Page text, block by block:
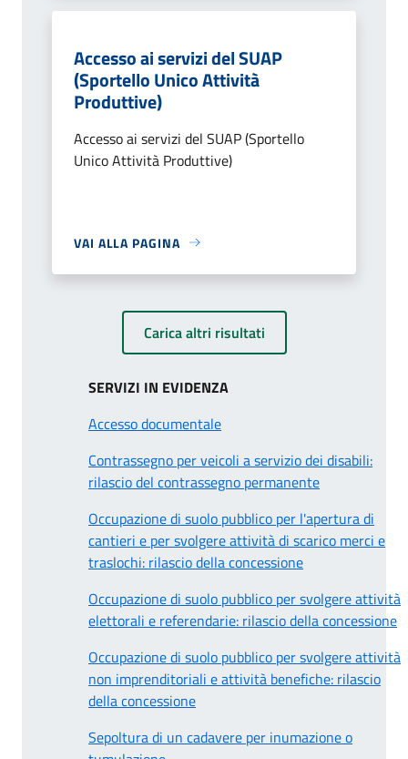
Accesso ai servizi del SUAP
(Sportello Unico Attività
Produttive)
Accesso ai servizi del SUAP (Sportello
Unico Attività Produttive)
VAI ALLA PAGINA
Carica altri risultati
SERVIZI IN EVIDENZA
Accesso documentale
Contrassegno per veicoli a servizio dei disabili:
rilascio del contrassegno permanente
Occupazione di suolo pubblico per l'apertura di
cantieri e per svolgere attività di scarico merci e
traslochi: rilascio della concessione
Occupazione di suolo pubblico per svolgere attività
elettorali e referendarie: rilascio della concessione
Occupazione di suolo pubblico per svolgere attività
non imprenditoriali e attività benefiche: rilascio
della concessione
Sepoltura di un cadavere per inumazione o